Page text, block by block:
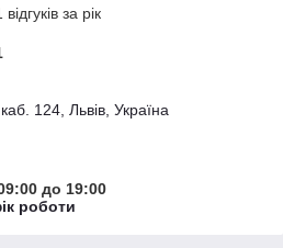
за рік
124, Львів, Україна
до 19:00
роботи